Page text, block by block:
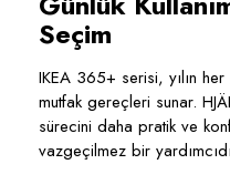
Seçim
IKEA 365+ serisi, yılın her
mutfak gereçleri sunar.
sürecini daha pratik ve
vazgeçilmez bir